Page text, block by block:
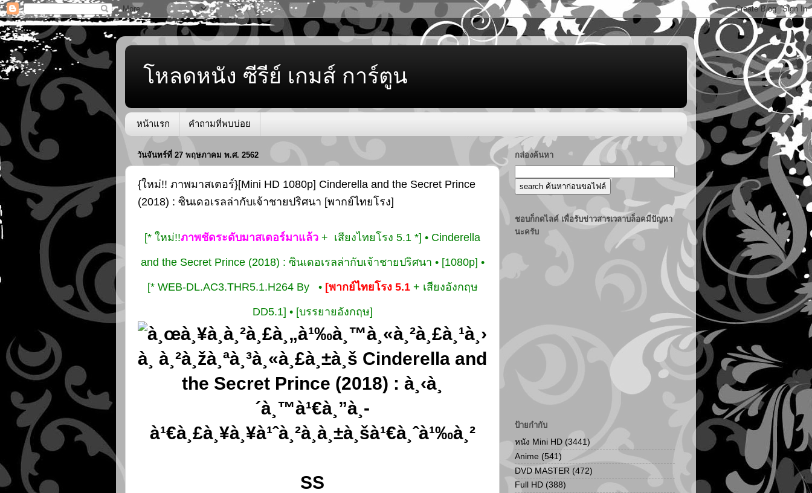
โหลดหนัง ซีรีย์ เกมส์ การ์ตูน
หน้าแรก คำถามที่พบบ่อย
วันจันทร์ที่ 27 พฤษภาคม พ.ศ. 2562
{ใหม่!! ภาพมาสเตอร์}[Mini HD 1080p] Cinderella and the Secret Prince
(2018) : ซินเดอเรลล่ากับเจ้าชายปริศนา [พากย์ไทยโรง]
[* ใหม่!!ภาพชัดระดับมาสเตอร์มาแล้ว + เสียงไทยโรง 5.1 *] • Cinderella
and the Secret Prince (2018) : ซินเดอเรลล่ากับเจ้าชายปริศนา • [1080p] •
[* WEB-DL.AC3.THR5.1.H264 By • [พากย์ไทยโรง 5.1+ เสียงอังกฤษ
DD5.1] • [บรรยายอังกฤษ]
SS
กล่องค้นหา
ชอบก็กดไลค์ เพื่อรับข่าวสารเวลาบล็อคมีปัญหา
นะครับ
ป้ายกำกับ
หนัง Mini HD (3441)
Anime (541)
DVD MASTER (472)
Full HD (388)